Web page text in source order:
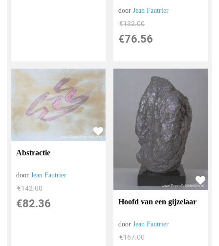
doorJean Fautrier
€132.00
€76.56
Abstractie
doorJean Fautrier
€142.00
€82.36 Hoofd van een gijzelaar
doorJean Fautrier
€167.00